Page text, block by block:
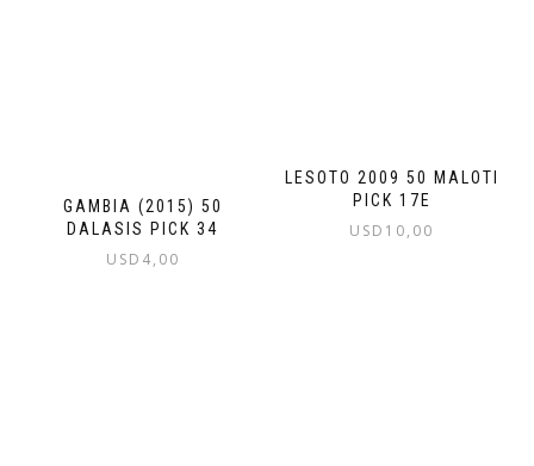
GAMBIA (2015) 50
DALASIS PICK 34
USD 4,00
LESOTO 2009 50 MALOTI
PICK 17E
USD 10,00